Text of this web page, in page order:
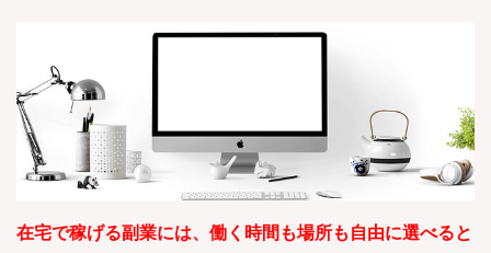
在宅で稼げる副業には、働く時間も場所も自由に選べると